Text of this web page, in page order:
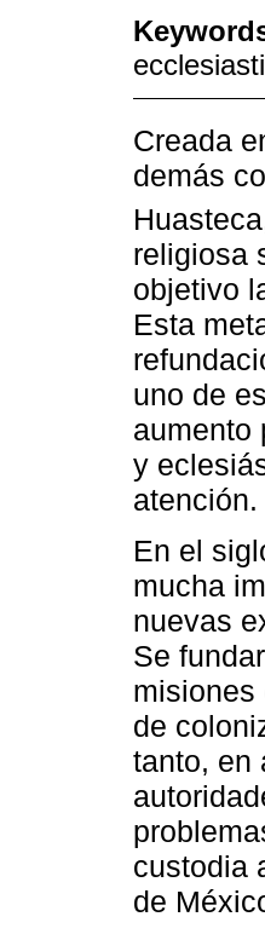
Creada
demás
religiosa
objetivo
Esta
uno de
aumento
y
atención.
En el
mucha
nuevas
Se
misiones
de
tanto, en
custodia
de